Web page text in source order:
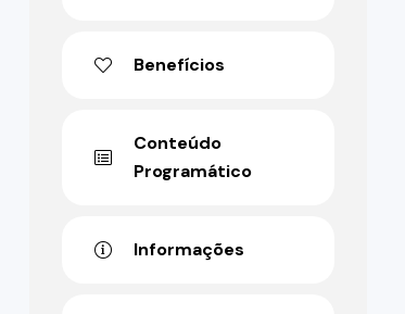
Benefícios
Conteúdo
Programático
Informações